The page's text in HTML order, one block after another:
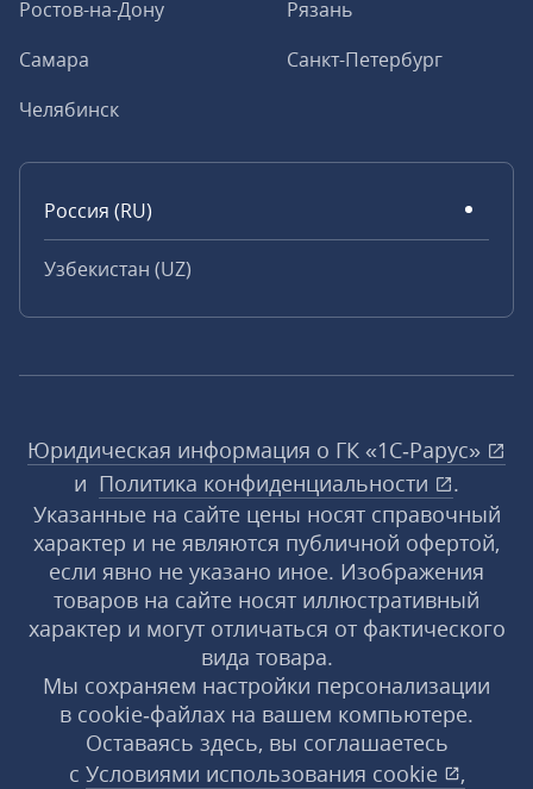
Ростов-на-Дону
Рязань
Самара
Санкт-Петербург
Челябинск
Россия (RU)
Узбекистан (UZ)
Юридическая информация о ГК «1С‑Рарус»
и Политика конфиденциальности
.
Указанные на сайте цены носят справочный
характер и не являются публичной офертой,
если явно не указано иное. Изображения
товаров на сайте носят иллюстративный
характер и могут отличаться от фактического
вида товара.
Мы сохраняем настройки персонализации
в cookie‑файлах на вашем компьютере.
Оставаясь здесь, вы соглашаетесь
с Условиями использования cookie ,